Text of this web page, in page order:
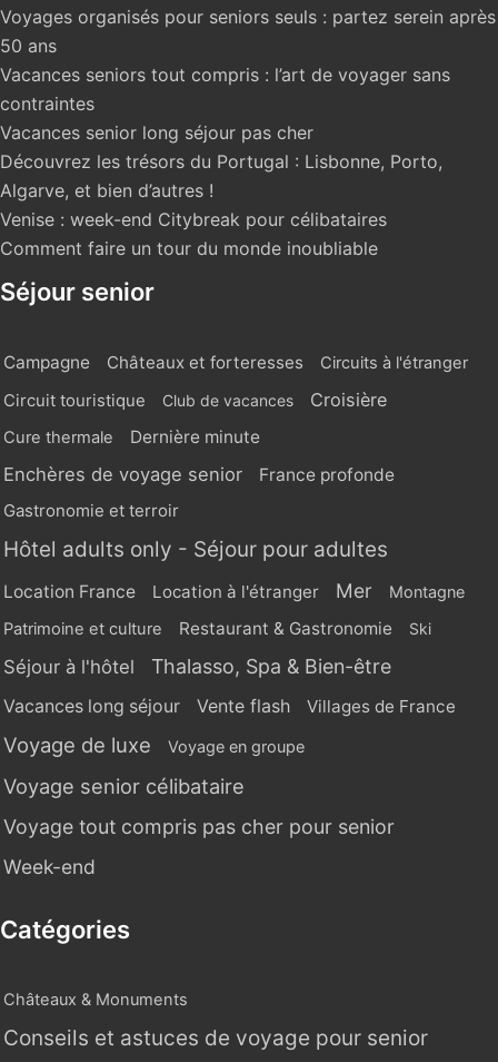
Voyages organisés pour seniors seuls : partez serein après
50 ans
Vacances seniors tout compris : l’art de voyager sans
contraintes
Vacances senior long séjour pas cher
Découvrez les trésors du Portugal : Lisbonne, Porto,
Algarve, et bien d’autres !
Venise : week-end Citybreak pour célibataires
Comment faire un tour du monde inoubliable
Séjour senior
Campagne Châteaux et forteresses
Circuits à l'étranger
Circuit touristique
Club de vacances Croisière
Cure thermale Dernière minute
Enchères de voyage senior
France profonde
Gastronomie et terroir
Hôtel adults only - Séjour pour adultes
Location France Location à l'étranger Mer Montagne
Patrimoine et culture Restaurant & Gastronomie Ski
Séjour à l'hôtel Thalasso, Spa & Bien-être
Vacances long séjour Vente flash Villages de France
Voyage de luxe Voyage en groupe
Voyage senior célibataire
Voyage tout compris pas cher pour senior
Week-end
Catégories
Châteaux & Monuments
Conseils et astuces de voyage pour senior